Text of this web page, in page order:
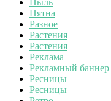
Пятна
Разное
Растения
Растения
Реклама
Рекламный баннер
Ресницы
Ресницы